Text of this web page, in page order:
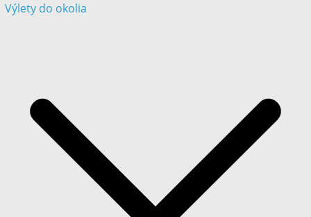
Výlety do okolia